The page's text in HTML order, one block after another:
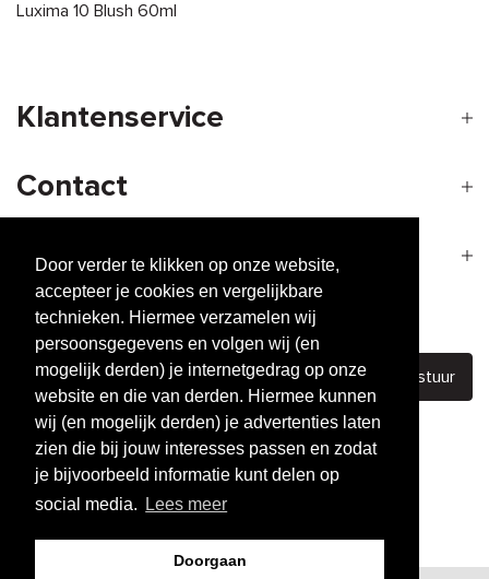
Door verder te klikken op onze website,
accepteer je cookies en vergelijkbare
technieken. Hiermee verzamelen wij
persoonsgegevens en volgen wij (en
mogelijk derden) je internetgedrag op onze
website en die van derden. Hiermee kunnen
wij (en mogelijk derden) je advertenties laten
zien die bij jouw interesses passen en zodat
je bijvoorbeeld informatie kunt delen op
social media.
Lees meer
Doorgaan
Luxima 10 Blush 60ml
Klantenservice
Contact
Openingstijden
Nieuwsbrief
Verstuur
The building blocks ofgreat hair
Performancebased producten